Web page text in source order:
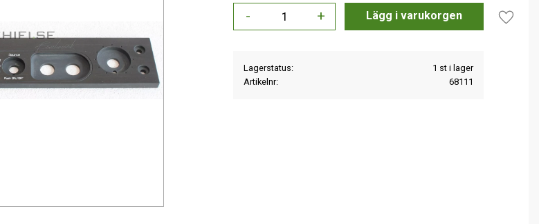
+
-
Lägg
Lagerstatus
1 st i lager
Artikelnr
68111